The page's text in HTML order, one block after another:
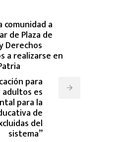
comunidad a
de Plaza de
Derechos
a realizarse en
para
es
para la
de
del
sistema”